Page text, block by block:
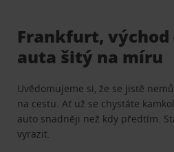
Frankfurt, východ
auta šitý na míru
Uvědomujeme si, že se jistě
na cestu. Ať už se chystáte
auto snadněji než kdy předtím.
vyrazit.